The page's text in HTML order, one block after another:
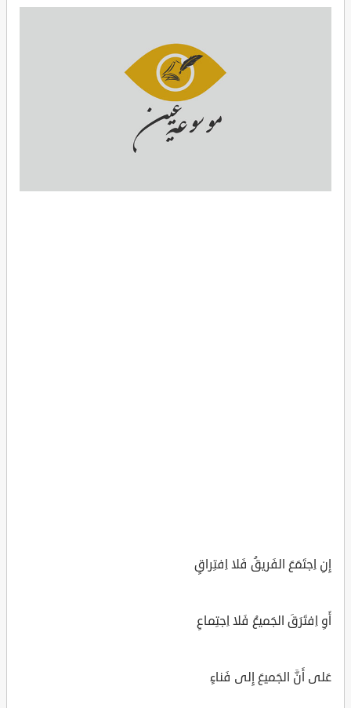
إِنِ اِجتَمَعَ الفَريقُ فَلا اِفتِراقٍ
أَوِ اِفتَرَقَ الجَميعُ فَلا اِجتِماعِ
عَلى أَنَّ الجَميعَ إِلى فَناءٍ